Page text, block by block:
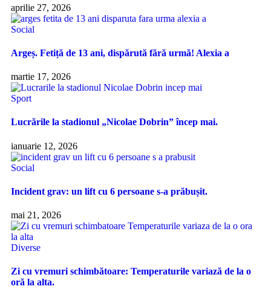
aprilie 27, 2026
Social
Argeș. Fetiță de 13 ani, dispărută fără urmă! Alexia a
martie 17, 2026
Sport
Lucrările la stadionul „Nicolae Dobrin” încep mai.
ianuarie 12, 2026
Social
Incident grav: un lift cu 6 persoane s-a prăbușit.
mai 21, 2026
Diverse
Zi cu vremuri schimbătoare: Temperaturile variază de la o
oră la alta.